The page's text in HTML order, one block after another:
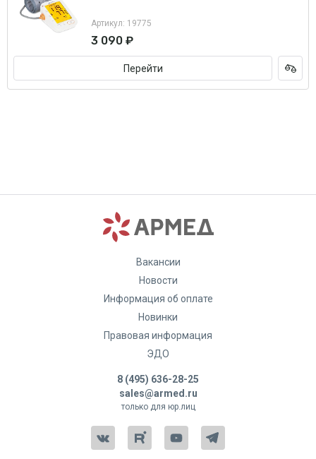
Артикул: 19775
3 090 ₽
Перейти
Вакансии
Новости
Информация об оплате
Новинки
Правовая информация
ЭДО
8 (495) 636-28-25
sales@armed.ru
только для юр.лиц